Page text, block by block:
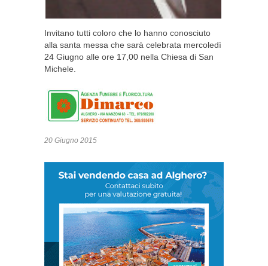
Invitano tutti coloro che lo hanno conosciuto
alla santa messa che sarà celebrata mercoledì
24 Giugno alle ore 17,00 nella Chiesa di San
Michele.
20 Giugno 2015